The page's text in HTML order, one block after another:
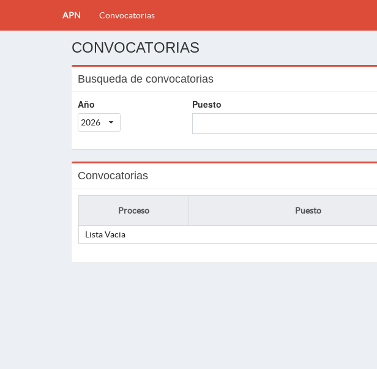
APN Convocatorias
CONVOCATORIAS
Busqueda de convocatorias
Año
2026
Puesto
Convocatorias
Proceso Puesto
Lista Vacia